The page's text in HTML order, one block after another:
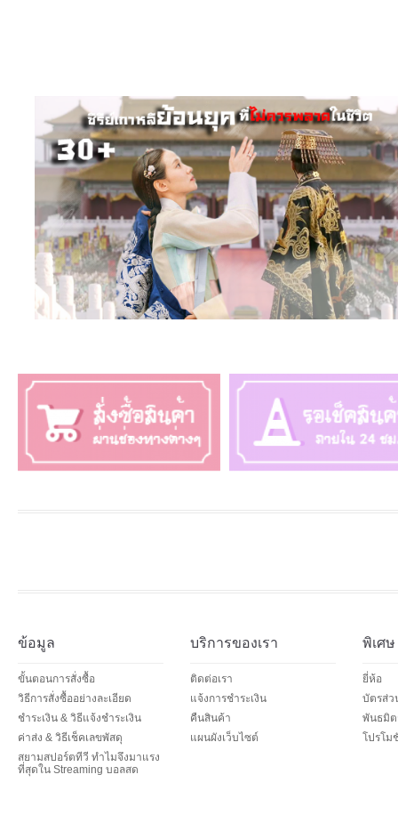
ข้อมูล
ขั้นตอนการสั่งซื้อ
วิธีการสั่งซื้ออย่างละเอียด
ชำระเงิน & วิธีแจ้งชำระเงิน
ค่าส่ง & วิธีเช็คเลขพัสดุ
สยามสปอร์ตทีวี ทำไมจึงมาแรง
ที่สุดใน Streaming บอลสด
บริการของเรา
ติดต่อเรา
แจ้งการชำระเงิน
คืนสินค้า
แผนผังเว็บไซต์
พิเศษ
ยี่ห้อ
บัตรส่ว
พันธมิต
โปรโม